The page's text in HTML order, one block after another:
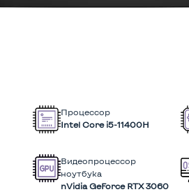
Процессор
Intel Core i5-11400H
Видеопроцессор
ноутбука
nVidia GeForce RTX 3060